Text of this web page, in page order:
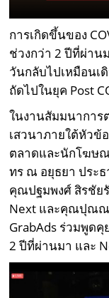
การเกิดขึ้นของ
ช่วงกว่า 2 ปีที่ผ่าน
วันกลับไปเหมือนเ
ถัดไปในยุค Post
ในงานสัมมนาการ
เสวนาภายใต้หัวข้
ตลาดและนักโฆษ
ทร ณ อยุธยา ประธ
คุณปฐมพงศ์ สิรชัย
Next และคุณปุณณ
GrabAds ร่วมพูด
2 ปีที่ผ่านมา และ